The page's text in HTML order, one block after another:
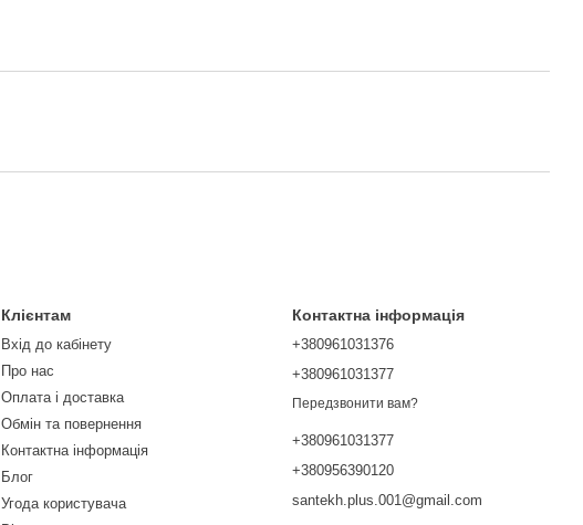
Клієнтам
Вхід до кабінету
Про нас
Оплата і доставка
Обмін та повернення
Контактна інформація
Блог
Угода користувача
Контактна інформація
+380961031376
+380961031377
Передзвонити вам?
+380961031377
+380956390120
santekh.plus.001@gmail.com